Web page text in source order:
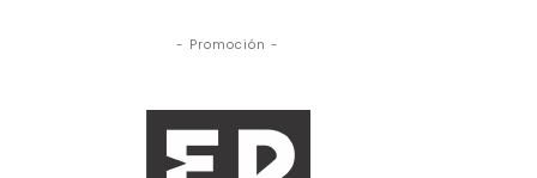
- Promoción -